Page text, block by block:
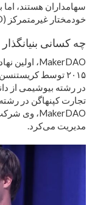
سهامداران هستند،
خودمختار غیرمتمرکز (DAO) وجود دارد.
چه کسانی
MakerDAO، اولین نهاد در داخل اکوسیستم بزرگتر
۲۰۱۵ توسط
در رشته بیوشیمی از
تجارت کپنهاگن در
مدیریت می‌کرد.